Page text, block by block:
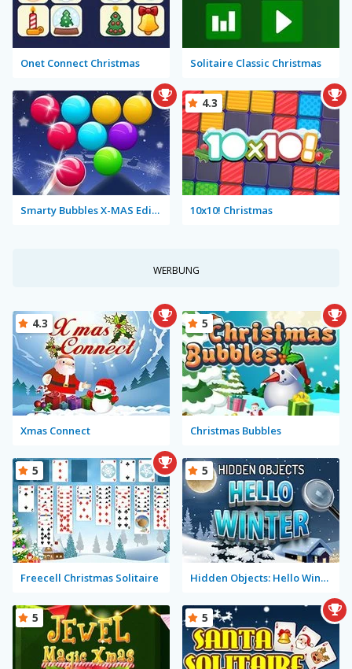
Onet Connect Christmas Solitaire Classic Christmas
Smarty Bubbles X-MAS Edition 10x10! Christmas
4.3
WERBUNG
Xmas Connect
4.3
Christmas Bubbles
5
Freecell Christmas Solitaire
5
Hidden Objects: Hello Winter
5
5 5